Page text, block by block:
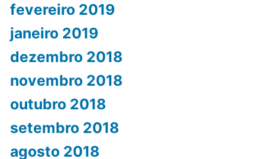
fevereiro 2019
janeiro 2019
dezembro 2018
novembro 2018
outubro 2018
setembro 2018
agosto 2018